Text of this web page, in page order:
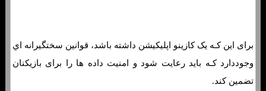
برای این کـه یک کازینو اپلیکیشن داشته باشد، قوانین سختگیرانه اي
وجوددارد کـه باید رعایت شود و امنیت داده ها را برای بازیکنان
تضمین کند.